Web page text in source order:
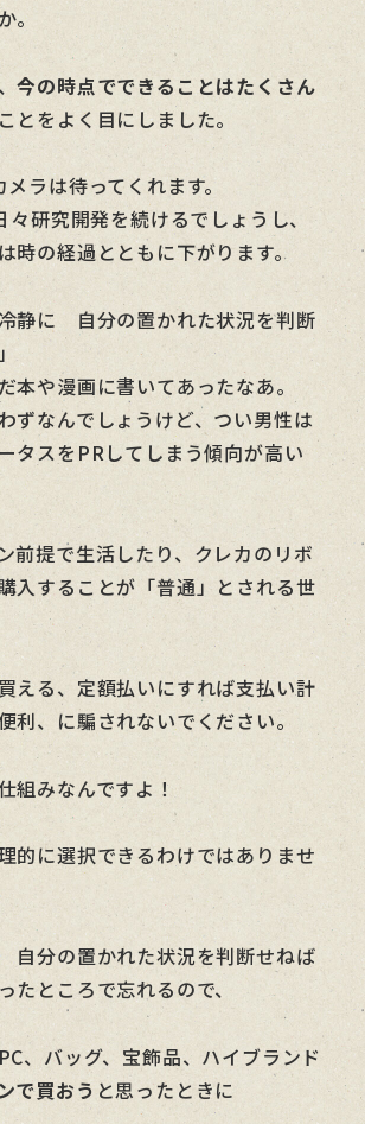
。
今の時点でできることはたくさん
とをよく目にしました。
ラは待ってくれます。
々研究開発を続けるでしょうし、
時の経過とともに下がります。
静に 自分の置かれた状況を判断
本や漫画に書いてあったなあ。
ずなんでしょうけど、つい男性は
タスをPRしてしまう傾向が高い
前提で生活したり、クレカのリボ
入することが「普通」とされる世
える、定額払いにすれば支払い計
利、に騙されないでください。
組みなんですよ！
的に選択できるわけではありませ
自分の置かれた状況を判断せねば
たところで忘れるので、
、バッグ、宝飾品、ハイブランド
で買おう と思ったときに